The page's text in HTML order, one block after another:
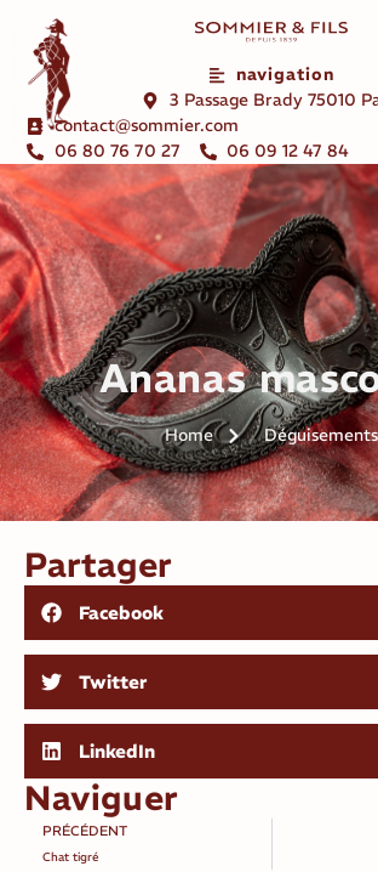
navigation
3 Passage Brady 75010
contact@sommier.com
06 80 76 70 27
06 09 12 47 84
Ananas
Home Déguisements
Partager
Facebook
Twitter
LinkedIn
Naviguer
PRÉCÉDENT
Chat tigré